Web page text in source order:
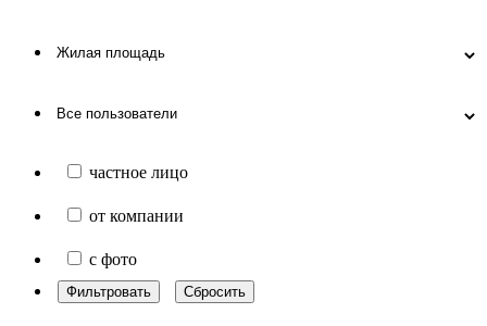
частное лицо
от компании
с фото
Фильтровать Сбросить